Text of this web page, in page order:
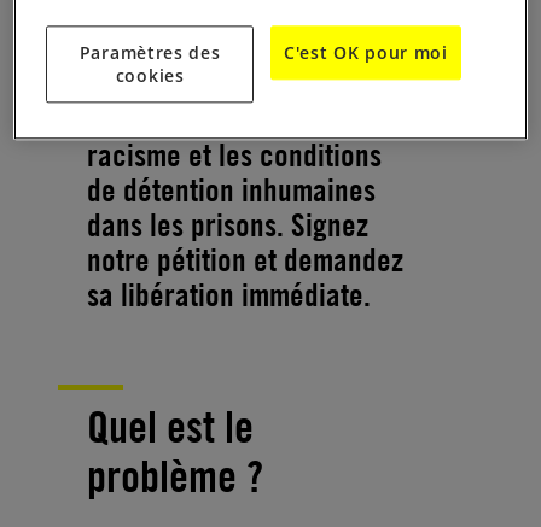
nombreuses années
derrière les barreaux. Son
racisme et les conditions
de détention inhumaines
dans les prisons. Signez
notre pétition et demandez
sa libération immédiate.
Quel est le
problème ?
Paramètres des
cookies
C'est OK pour moi